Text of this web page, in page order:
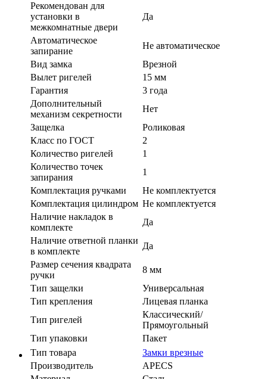
Рекомендован для
установки в
межкомнатные двери
Да
Автоматическое
запирание
Не автоматическое
Вид замка
Врезной
Вылет ригелей
15 мм
Гарантия
3 года
Дополнительный
механизм секретности
Нет
Защелка
Роликовая
Класс по ГОСТ
2
Количество ригелей
1
Количество точек
запирания
1
Комплектация ручками
Не комплектуется
Комплектация цилиндром Не комплектуется
Наличие накладок в
комплекте
Да
Наличие ответной планки
в комплекте
Да
Размер сечения квадрата
ручки
8 мм
Тип защелки
Универсальная
Тип крепления
Лицевая планка
Тип ригелей
Классический/
Прямоугольный
Тип упаковки
Пакет
Тип товара
Замки врезные
Производитель
APECS